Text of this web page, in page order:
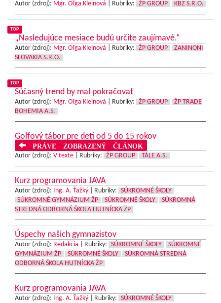
Autor (zdroj): Mgr. Oľga Kleinová Rubriky: ŽP GROUP KBZ S.R.O.
TOP
„Nasledujúce mesiace budú určite zaujímavé.“
Autor (zdroj): Mgr. Oľga Kleinová Rubriky: ŽP GROUP
ZANINONI
SLOVAKIA S.R.O.
TOP
Súčasný trend by mal pokračovať
Autor (zdroj): Mgr. Oľga Kleinová Rubriky: ŽP GROUP
ŽP TRADE
BOHEMIA A.S.
Golfový tábor pre deti od 5 do 15 rokov
PRÁVE ZOBRAZENÝ ČLÁNOK
Autor (zdroj): V texte Rubriky: ŽP GROUP TÁLE A.S.
Kurz programovania JAVA
Autor (zdroj): Ing. A. Ťažký Rubriky:
SÚKROMNÉ ŠKOLY
SÚKROMNÉ GYMNÁZIUM ŽP
SÚKROMNÉ ŠKOLY
SÚKROMNÁ
STREDNÁ ODBORNÁ ŠKOLA HUTNÍCKA ŽP
Úspechy našich gymnazistov
Autor (zdroj): Redakcia Rubriky: SÚKROMNÉ ŠKOLY
SÚKROMNÉ
GYMNÁZIUM ŽP
SÚKROMNÉ ŠKOLY
SÚKROMNÁ STREDNÁ
ODBORNÁ ŠKOLA HUTNÍCKA ŽP
Kurz programovania JAVA
Autor (zdroj): Ing. A. Ťažký Rubriky: SÚKROMNÉ ŠKOLY